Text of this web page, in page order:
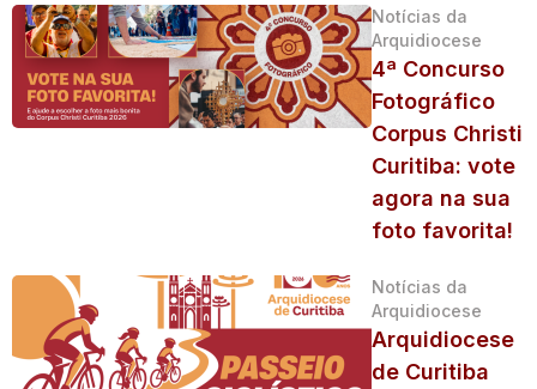
Notícias da
Arquidiocese
4ª Concurso
Fotográfico
Corpus Christi
Curitiba: vote
agora na sua
foto favorita!
Notícias da
Arquidiocese
Arquidiocese
de Curitiba